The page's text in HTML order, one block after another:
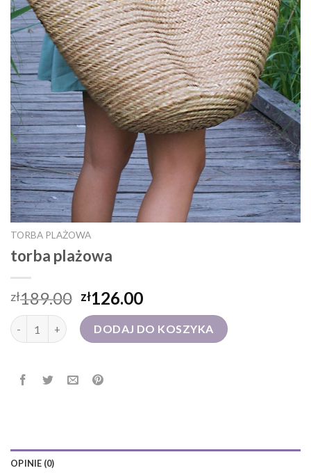
TORBA PLAŻOWA
torba plażowa
zł189.00 zł126.00
ilość torba plażowaDODAJ DO KOSZYKA
OPINIE (0)